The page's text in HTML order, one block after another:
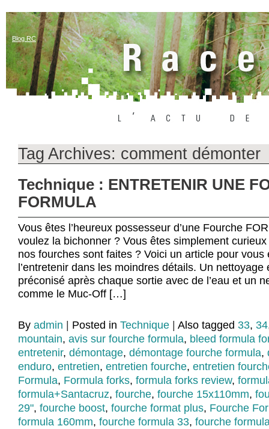
Blog RC
Tag Archives: comment démonter
Technique : ENTRETENIR UNE
FORMULA
Vous êtes l’heureux possesseur d’une Fourche
voulez la bichonner ? Vous êtes simplement
nos fourches sont faites ? Voici un article pour vous
l’entretenir dans les moindres détails. Un nettoyage
préconisé après chaque sortie avec de l’eau et un
comme le Muc-Off […]
By admin Posted in Technique Also tagged 33, 34
mountain, avis sur fourche formula, bleed formula
entretenir, démontage, démontage fourche formula,
enduro, entretien, entretien fourche, entretien
Formula, Formula forks, formula forks review,
formula+Santacruz, fourche, fourche 15x110mm,
29", fourche boost, fourche format plus, Fourche
formula 160mm, fourche formula 33, fourche